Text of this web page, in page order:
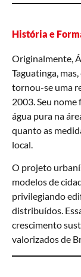
História e
Originalmente,
Taguatinga,
tornou-se uma
2003. Seu nome
água pura na
quanto as
local.
O projeto
modelos de
privilegiando
distribuídos.
crescimento
valorizados de